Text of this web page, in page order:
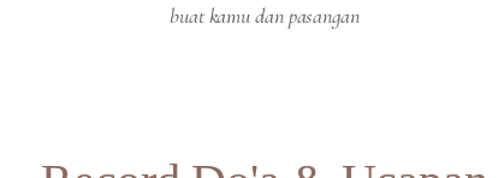
buat kamu dan pasangan